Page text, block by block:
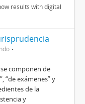
results with digital
componen de
“de exámenes” y
de la
y